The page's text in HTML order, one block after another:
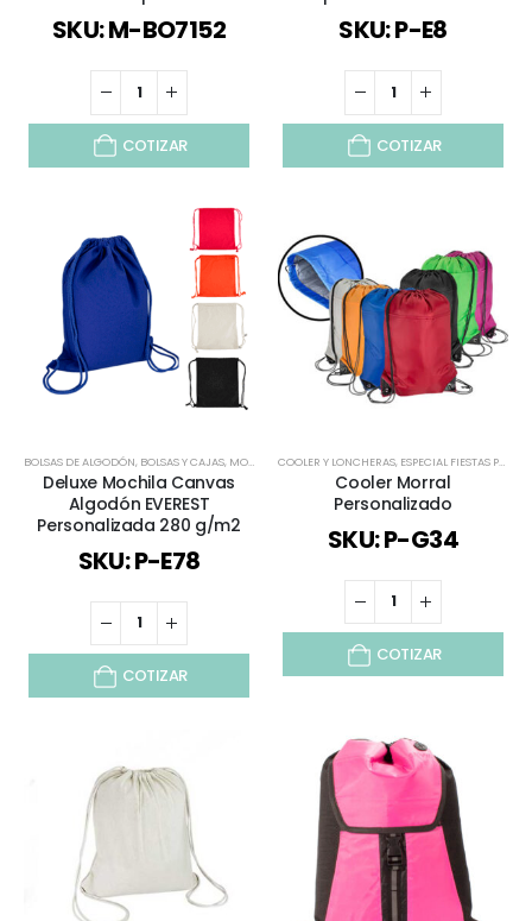
SKU: M-BO7152
COTIZAR
SKU: P-E8
COTIZAR
BOLSAS DE ALGODÓN, BOLSAS Y CAJAS, MOCHILAS Y BOLSOS ,MORRALES ,TODOS
Deluxe Mochila Canvas
Algodón EVEREST
Personalizada 280 g/m2
SKU: P-E78
COTIZAR
COOLER Y LONCHERAS, ESPECIAL FIESTAS PATRIAS
Cooler Morral
Personalizado
SKU: P-G34
COTIZAR